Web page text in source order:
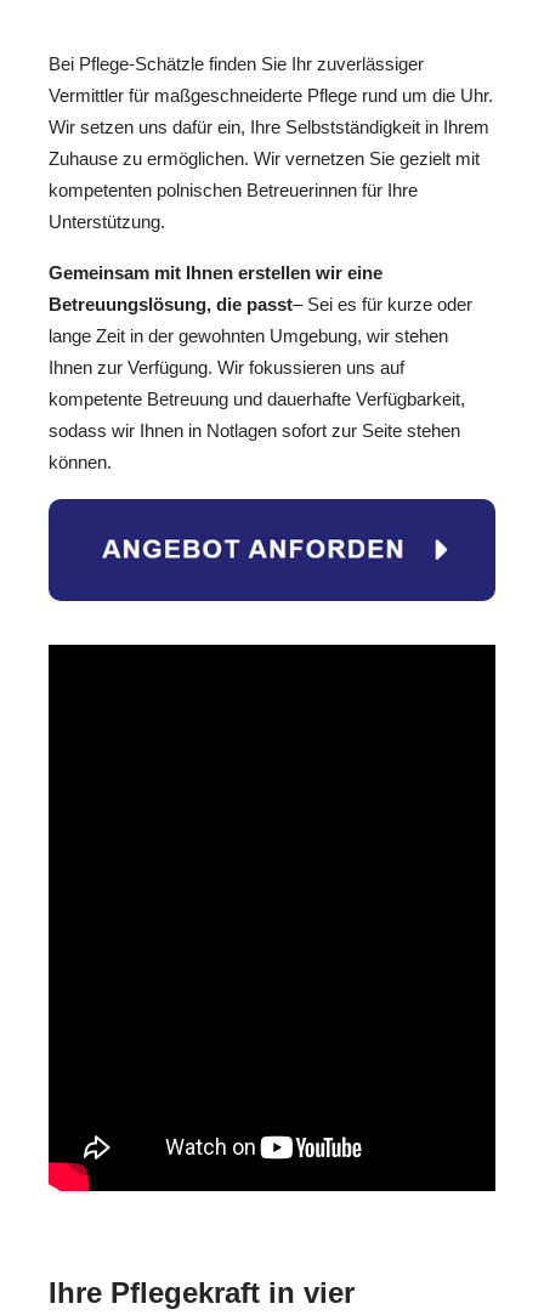
Bei Pflege-Schätzle finden Sie Ihr zuverlässiger
Vermittler für maßgeschneiderte Pflege rund um die Uhr.
Wir setzen uns dafür ein, Ihre Selbstständigkeit in Ihrem
Zuhause zu ermöglichen. Wir vernetzen Sie gezielt mit
kompetenten polnischen Betreuerinnen für Ihre
Unterstützung.
Gemeinsam mit Ihnen erstellen wir eine
Betreuungslösung, die passt– Sei es für kurze oder
lange Zeit in der gewohnten Umgebung, wir stehen
Ihnen zur Verfügung. Wir fokussieren uns auf
kompetente Betreuung und dauerhafte Verfügbarkeit,
sodass wir Ihnen in Notlagen sofort zur Seite stehen
können.
Ihre Pflegekraft in vier